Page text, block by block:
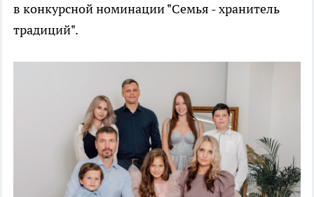
в конкурсной номинации "Семья - хранитель
традиций".